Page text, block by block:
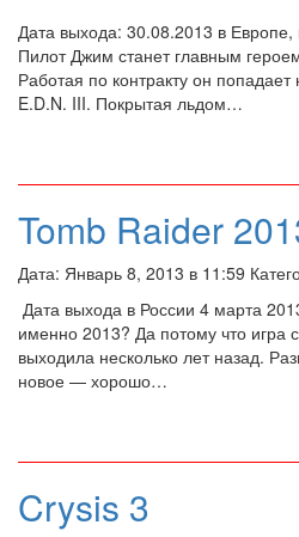
Дата выхода: 30.08.2013 в
Пилот Джим станет главным
Работая по контракту он
E.D.N. III. Покрытая льдом…
Tomb Raider
Дата: Январь 8, 2013 в 11:59
Дата выхода в России 4 марта
именно 2013? Да потому что игра
выходила несколько лет назад.
новое — хорошо…
Crysis 3